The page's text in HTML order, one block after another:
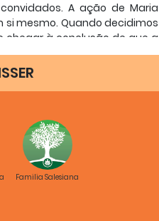
A ação de Maria
si mesmo. Quando decidimos
chegar à conclusão de que a
àquilo que nós já vimos,
egoísmo. A verdadeira
em sentido pleno, livre e
esbugalhando-nos os
Familia Salesiana